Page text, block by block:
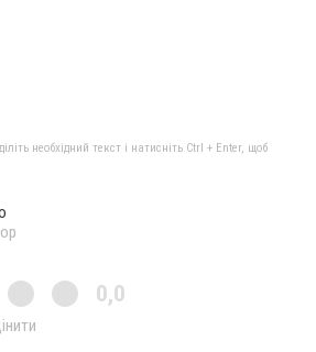
необхідний текст і натисніть Ctrl + Enter, щоб
0,0